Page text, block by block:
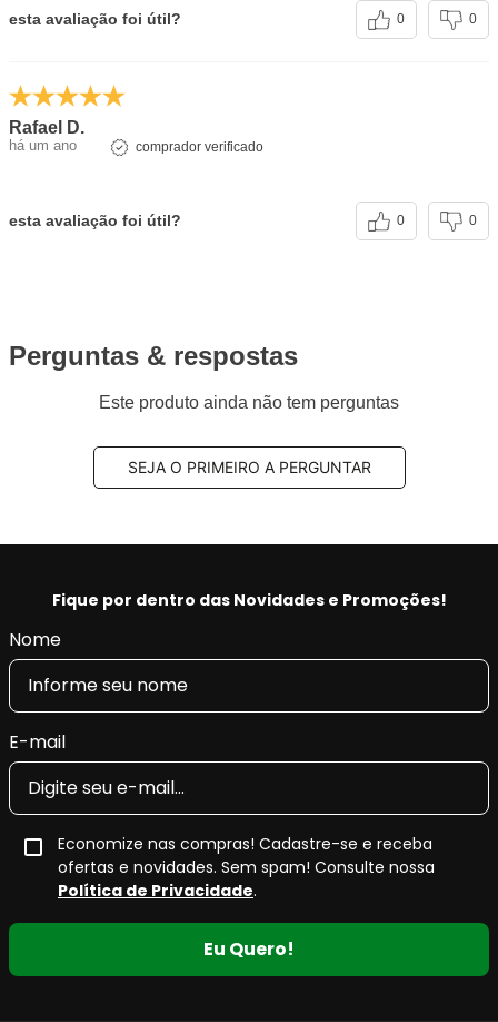
esta avaliação foi útil? 0 0
Rafael D.
há um ano comprador verificado
esta avaliação foi útil? 0 0
Perguntas & respostas
Este produto ainda não tem perguntas
SEJA O PRIMEIRO A PERGUNTAR
Fique por dentro das Novidades e Promoções!
Nome
E-mail
Economize nas compras! Cadastre-se e receba
ofertas e novidades. Sem spam! Consulte nossa
Política de Privacidade.
Eu Quero!